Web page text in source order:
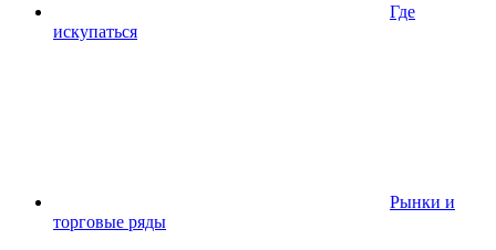
Где
искупаться
Рынки и
торговые ряды